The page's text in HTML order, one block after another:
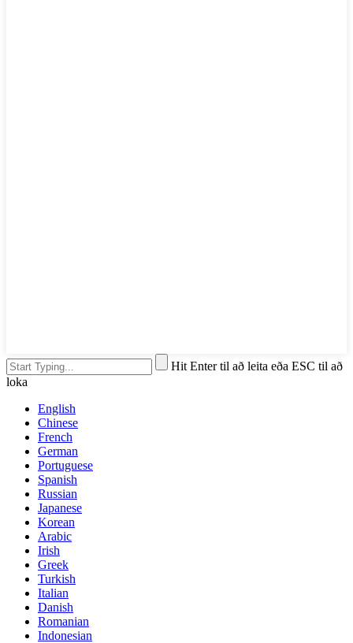
Hit Enter til að leita eða ESC til að
loka
English
Chinese
French
German
Portuguese
Spanish
Russian
Japanese
Korean
Arabic
Irish
Greek
Turkish
Italian
Danish
Romanian
Indonesian